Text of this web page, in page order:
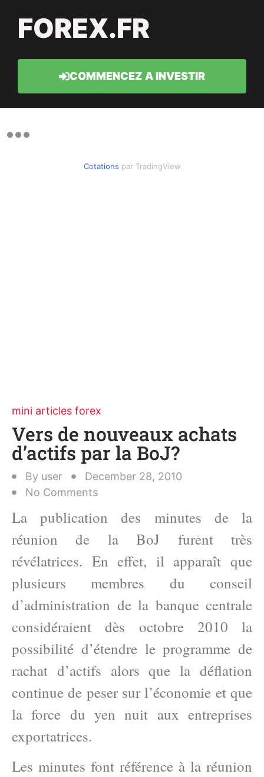
FOREX.FR
COMMENCEZ A INVESTIR
Cotations par TradingView
mini articles forex
Vers de nouveaux achats
d’actifs par la BoJ?
By user
December 28, 2010
No Comments
La publication des minutes de la
réunion de la BoJ furent très
révélatrices. En effet, il apparaît que
plusieurs membres du conseil
d’administration de la banque centrale
considéraient dès octobre 2010 la
possibilité d’étendre le programme de
rachat d’actifs alors que la déflation
continue de peser sur l’économie et que
la force du yen nuit aux entreprises
exportatrices.
Les minutes font référence à la réunion